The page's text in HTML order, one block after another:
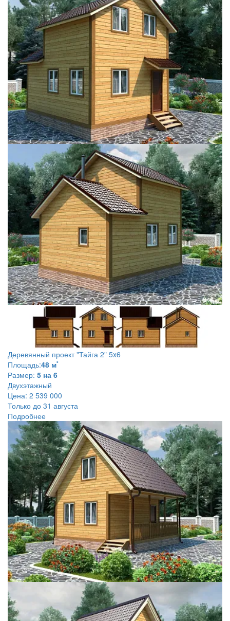
Деревянный проект"Тайга 2" 5x6
Площадь:48 м²
Размер: 5 на 6
Двухэтажный
Цена: 2 539 000
Только до 31 августа
Подробнее